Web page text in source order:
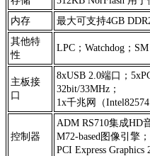
内存
最大可支持4GB
其他特
性
LPC； Watchdog； SM
主板接
口
8xUSB 2.0端口；
32bit/33MHz；
1x千兆网（
控制器
ADM RS710集成HD
M72-based图像引擎；
PCI Express Graphics